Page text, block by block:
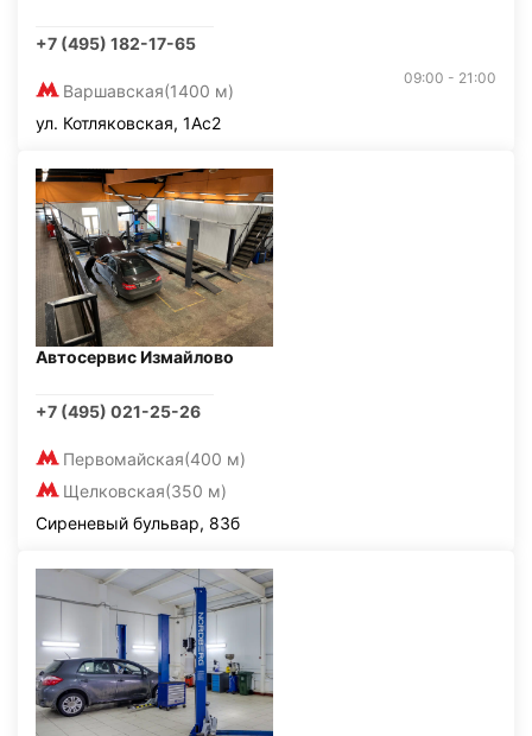
+7 (495) 182-17-65
Варшавская(1400 м)
09:00 - 21:00
ул. Котляковская, 1Ас2
Автосервис Измайлово
+7 (495) 021-25-26
Первомайская(400 м)
Щелковская(350 м)
Сиреневый бульвар, 83б